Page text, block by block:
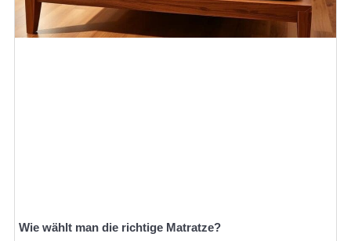
Wie wählt man die richtige Matratze?